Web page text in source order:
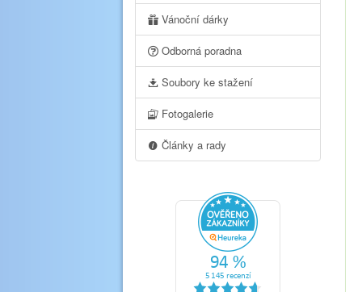
Vánoční dárky
Odborná poradna
Soubory ke stažení
Fotogalerie
Články a rady